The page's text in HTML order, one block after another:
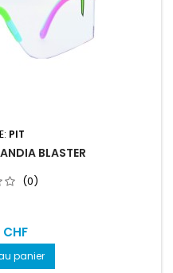
PIT
BLASTER
(0)
panier